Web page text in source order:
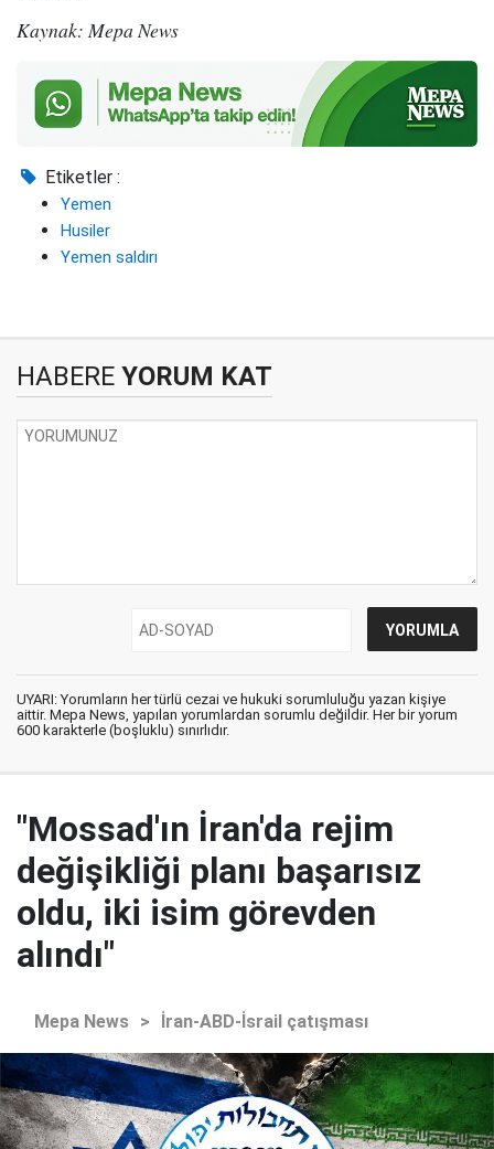
Kaynak: Mepa News
Etiketler :
Yemen
Husiler
Yemen saldırı
HABERE YORUM KAT
UYARI: Yorumların her türlü cezai ve hukuki sorumluluğu yazan kişiye
aittir. Mepa News, yapılan yorumlardan sorumlu değildir. Her bir yorum
600 karakterle (boşluklu) sınırlıdır.
"Mossad'ın İran'da rejim
değişikliği planı başarısız
oldu, iki isim görevden
alındı"
Mepa News > İran-ABD-İsrail çatışması